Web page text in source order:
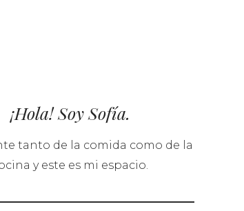
¡Hola! Soy Sofía.
tanto de la comida como de la
y este es mi espacio.